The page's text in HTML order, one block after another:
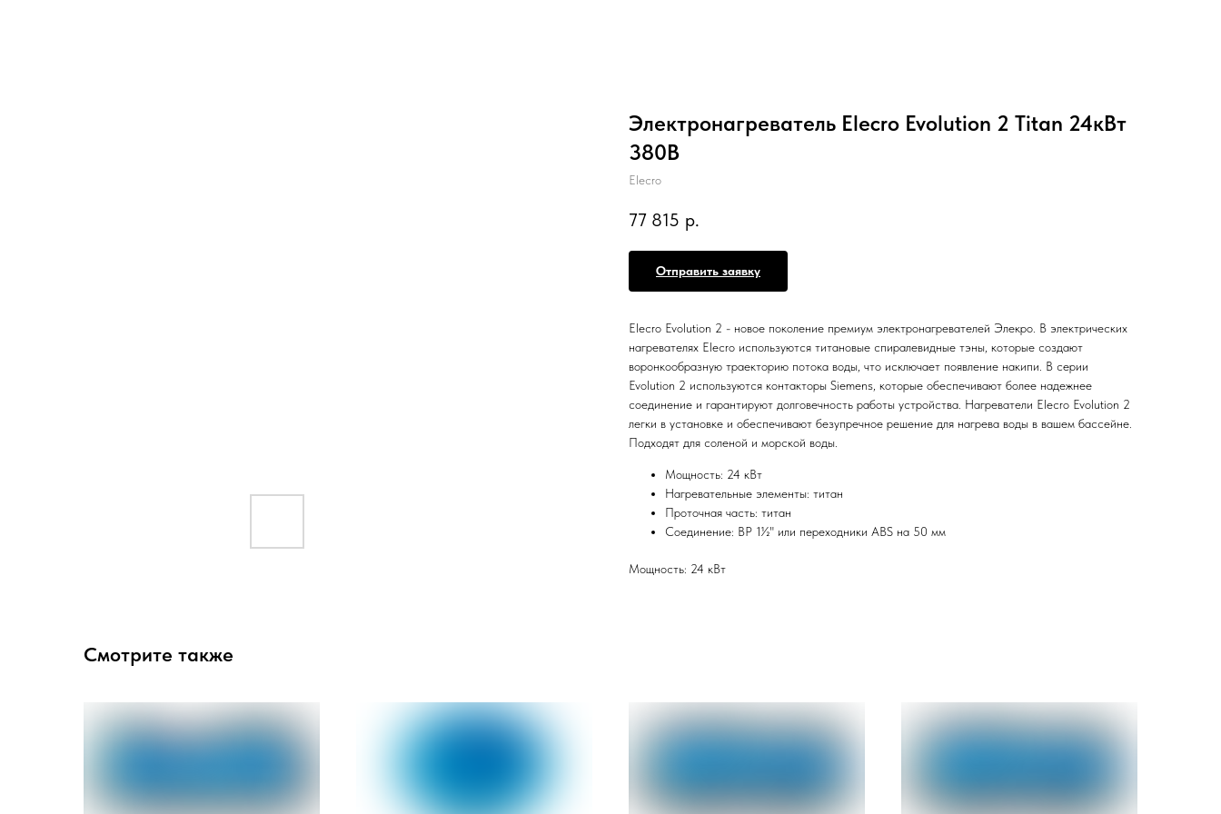
Электронагреватель Elecro Evolution 2 Titan 24кВт
380В
Elecro
77 815 р.
Отправить заявку
Elecro Evolution 2 - новое поколение премиум электронагревателей Элекро. В электрических
нагревателях Elecro используются титановые спиралевидные тэны, которые создают
воронкообразную траекторию потока воды, что исключает появление накипи. В серии
Evolution 2 используются контакторы Siemens, которые обеспечивают более надежнее
соединение и гарантируют долговечность работы устройства. Нагреватели Elecro Evolution 2
легки в установке и обеспечивают безупречное решение для нагрева воды в вашем бассейне.
Подходят для соленой и морской воды.
Мощность: 24 кВт
Нагревательные элементы: титан
Проточная часть: титан
Соединение: ВР 1½" или переходники ABS на 50 мм
Мощность: 24 кВт
Смотрите также